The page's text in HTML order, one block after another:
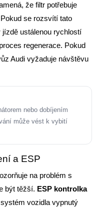
že filtr potřebuje
se rozsvítí tato
ustálenou rychlostí
regenerace. Pokud
Audi vyžaduje návštěvu
nebo dobíjením
může vést k vybití
a ESP
na problém s
být těžší. ESP kontrolka
vozidla vypnutý